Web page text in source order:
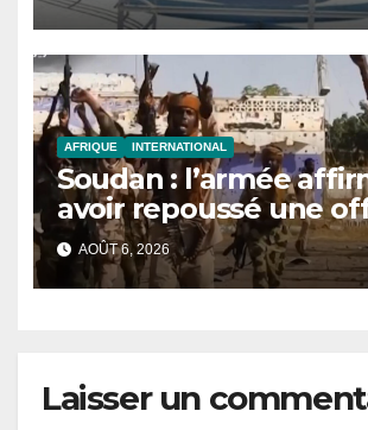
AFRIQUE INTERNATIONAL
Soudan : l’armée
avoir repoussé une
des FSR au Darfour
occidental
AOÛT 6, 2026
Laisser un